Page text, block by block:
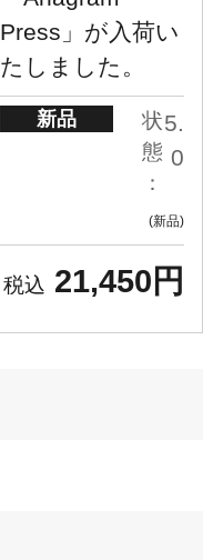
Press」が入荷い
たしました。
新品
状
態
：
5.
0
新品
21,450円